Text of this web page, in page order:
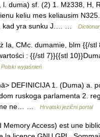
duma) sf. (2) 1. Mž338, H,
keliu mes keliausim
kad yra sunku J.… …
Ia, CMc. dumamie, blm {{/
: {{/stl 7}}{{stl
wyjaśnień
DEFINICIJA 1. (Duma) a.
ruskoga parlamenta 2.
ne… …
Hrvatski jezični portal
Access) est une